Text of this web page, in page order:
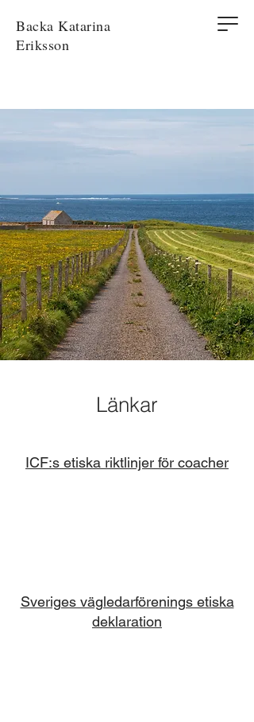
Backa Katarina
Eriksson
Länkar
ICF:s etiska riktlinjer för coacher
Sveriges vägledarförenings etiska
deklaration